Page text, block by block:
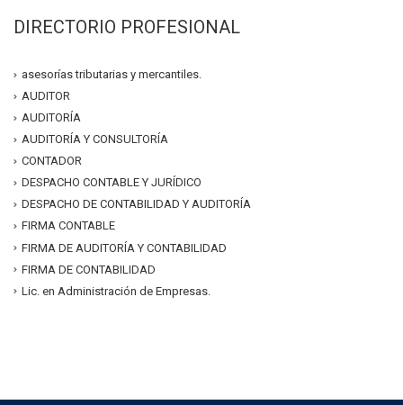
DIRECTORIO PROFESIONAL
asesorías tributarias y mercantiles.
AUDITOR
AUDITORÍA
AUDITORÍA Y CONSULTORÍA
CONTADOR
DESPACHO CONTABLE Y JURÍDICO
DESPACHO DE CONTABILIDAD Y AUDITORÍA
FIRMA CONTABLE
FIRMA DE AUDITORÍA Y CONTABILIDAD
FIRMA DE CONTABILIDAD
Lic. en Administración de Empresas.